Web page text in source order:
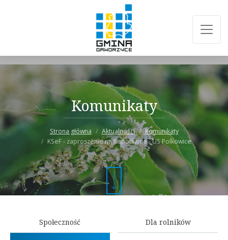
Komunikaty
Strona główna Aktualności
Komunikaty
KSeF - zaproszenie na II spotkanie - US Polkowice
Społeczność Dla rolników